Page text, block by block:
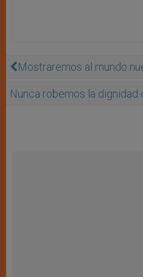
Mostraremos al mundo
Nunca robemos la dignidad